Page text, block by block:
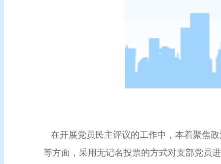
在开展党员民主评议的工作中，本着聚焦
等方面，采用无记名投票的方式对支部党员